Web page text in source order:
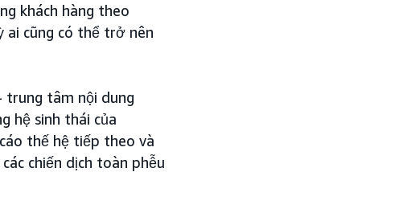
khách hàng theo
ai cũng có thể trở nên
trung tâm nội dung
hệ sinh thái của
thế hệ tiếp theo và
chiến dịch toàn phễu